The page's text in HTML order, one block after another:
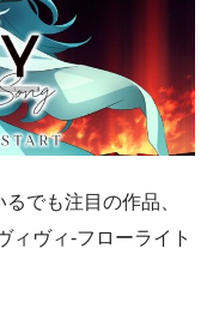
でも注目の作品、
ィヴィ-フローライト